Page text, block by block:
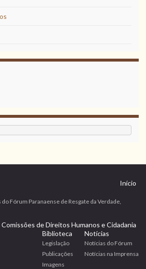
Início
Fórum Paranaense de Resgate da Verdade,
Comissões de Direitos Humanos e Cidadania
Biblioteca
Legislação
Publicações
Imagens
Notícias
Notícias do Fórum
Notícias na Imprensa